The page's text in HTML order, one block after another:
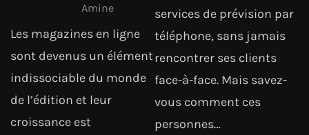
Amine
Les magazines en ligne
sont devenus un élément
indissociable du monde
de l’édition et leur
croissance est
services de prévision par
téléphone, sans jamais
rencontrer ses clients
face-à-face. Mais savez-
vous comment ces
personnes…